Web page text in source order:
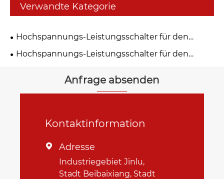
Verwandte Kategorie
Hochspannungs-Leistungsschalter für den
Außenbereich
Hochspannungs-Leistungsschalter für den
Anfrage absenden
Kontaktinformation
 Adresse
Industriegebiet Jinlu,
Stadt Beibaixiang, Stadt